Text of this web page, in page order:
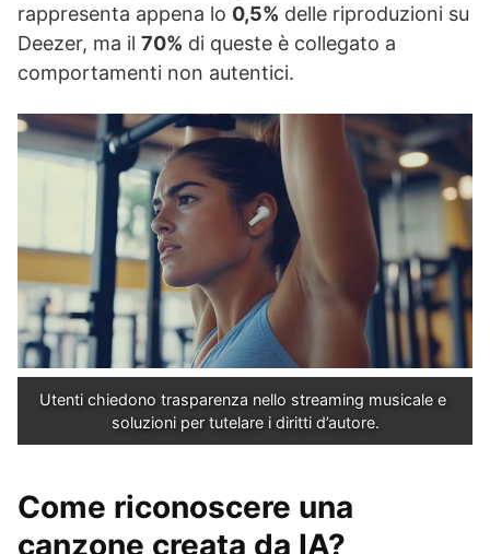
rappresenta appena lo 0,5% delle riproduzioni su
Deezer, ma il 70% di queste è collegato a
comportamenti non autentici.
Utenti chiedono trasparenza nello streaming musicale e
soluzioni per tutelare i diritti d’autore.
Come riconoscere una
canzone creata da IA?